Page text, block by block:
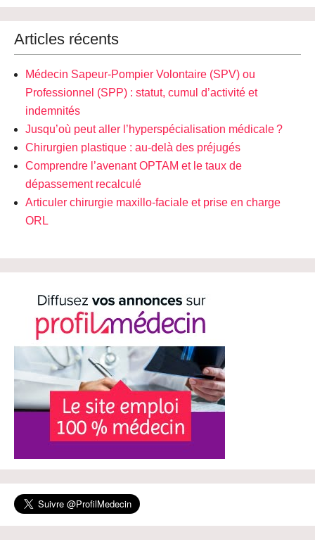
Articles récents
Médecin Sapeur-Pompier Volontaire (SPV) ou
Professionnel (SPP) : statut, cumul d’activité et
indemnités
Jusqu’où peut aller l’hyperspécialisation médicale ?
Chirurgien plastique : au-delà des préjugés
Comprendre l’avenant OPTAM et le taux de
dépassement recalculé
Articuler chirurgie maxillo-faciale et prise en charge
ORL